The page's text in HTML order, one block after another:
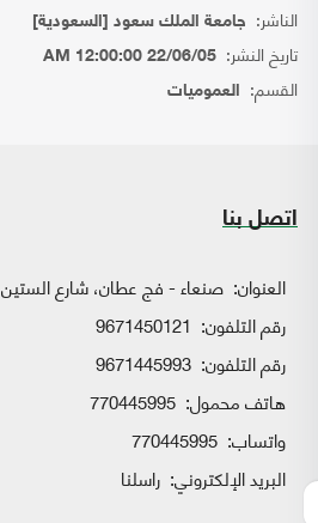
الناشر: جامعة الملك سعود [السعودية]
تاريخ النشر: 22/06/05 12:00:00 AM
القسم: العموميات
اتصل بنا
العنوان: صنعاء - فج عطان، شارع الستين
رقم التلفون: 9671450121
رقم التلفون: 9671445993
هاتف محمول: 770445995
واتساب:
البريد الإلكتروني: راسلنا